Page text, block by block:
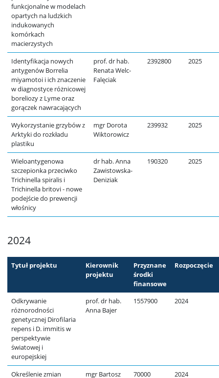
funkcjonalne w modelach
opartych na ludzkich
indukowanych
komórkach
macierzystych
Identyfikacja nowych
antygenów Borrelia
miyamotoi i ich znaczenie
w diagnostyce różnicowej
boreliozy z Lyme oraz
gorączek nawracających
prof. dr hab.
Renata Welc-
Falęciak
2392800 2025
Wykorzystanie grzybów z
Arktyki do rozkładu
plastiku
mgr Dorota
Wiktorowicz
239932 2025
Wieloantygenowa
szczepionka przeciwko
Trichinella spiralis i
Trichinella britovi - nowe
podejście do prewencji
włośnicy
dr hab. Anna
Zawistowska-
Deniziak
190320 2025
2024
Tytuł projektu
Kierownik
projektu
Przyznane
środki
finansowe
Rozpoczęcie
Odkrywanie
różnorodności
genetycznej Dirofilaria
repens i D. immitis w
perspektywie
światowej i
europejskiej
prof. dr hab.
Anna Bajer
1557900 2024
Określenie zmian
mgr Bartosz
70000 2024